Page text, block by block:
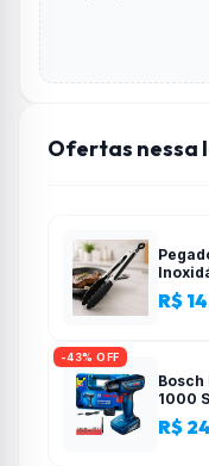
Ofertas nessa
cm,
R$
-43% OFF
Bosch
1000
R$